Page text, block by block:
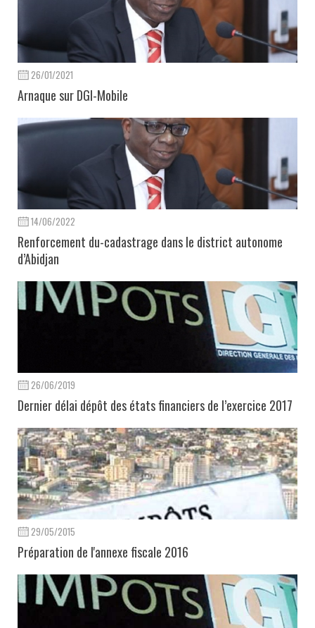
26/01/2021
Arnaque sur DGI-Mobile
14/06/2022
Renforcement du-cadastrage dans le district autonome
d’Abidjan
26/06/2019
Dernier délai dépôt des états financiers de l’exercice 2017
29/05/2015
Préparation de l'annexe fiscale 2016